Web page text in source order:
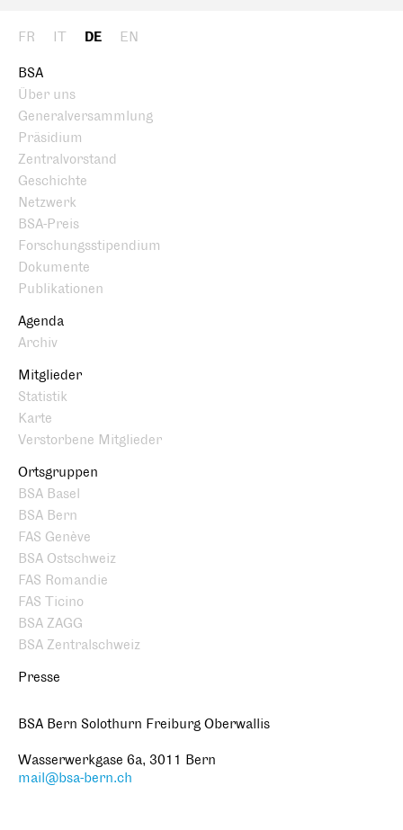
FR IT DE EN
BSA
Über uns
Generalversammlung
Präsidium
Zentralvorstand
Geschichte
Netzwerk
BSA-Preis
Forschungsstipendium
Dokumente
Publikationen
Agenda
Archiv
Mitglieder
Statistik
Karte
Verstorbene Mitglieder
Ortsgruppen
BSA Basel
BSA Bern
FAS Genève
BSA Ostschweiz
FAS Romandie
FAS Ticino
BSA ZAGG
BSA Zentralschweiz
Presse
BSA Bern Solothurn Freiburg Oberwallis
Wasserwerkgase 6a, 3011 Bern
mail@bsa-bern.ch